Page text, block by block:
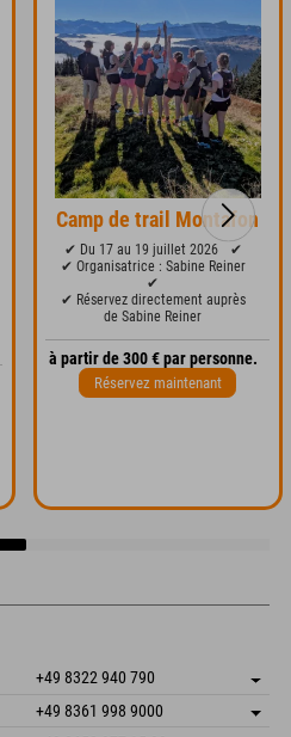
Camp de trail Montafon
✔ Du 17 au 19 juillet 2026
✔
✔ Organisatrice : Sabine Reiner
✔
✔ Réservez directement auprès
de Sabine Reiner
à partir de 300 € par personne.
Réservez maintenant
+49 8322 940 790
Enregistrer l'adresse
+49 8361 998 9000